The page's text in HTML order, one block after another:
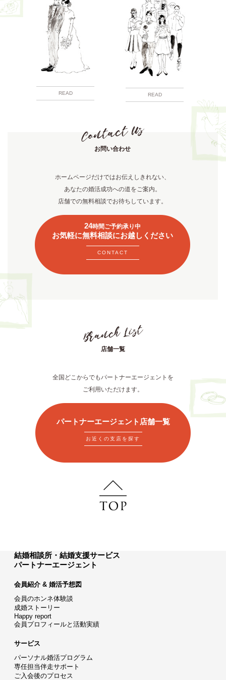
READ READ
お問い合わせ
ホームページだけではお伝えしきれない、
あなたの婚活成功への道をご案内。
店舗での無料相談でお待ちしています。
24時間ご予約承り中
お気軽に無料相談にお越しください
CONTACT
店舗一覧
全国どこからでもパートナーエージェントを
ご利用いただけます。
パートナーエージェント店舗一覧
お近くの支店を探す
結婚相談所・結婚支援サービス
パートナーエージェント
会員紹介 & 婚活予想図
会員のホンネ体験談
成婚ストーリー
Happy report
会員プロフィールと活動実績
サービス
パーソナル婚活プログラム
専任担当伴走サポート
ご入会後のプロセス